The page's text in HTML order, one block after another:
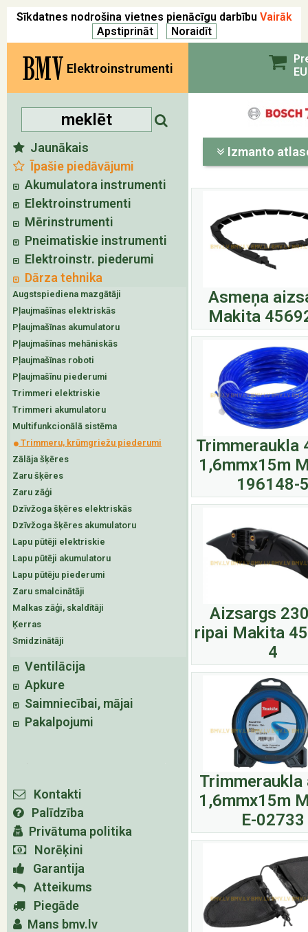
Sīkdatnes nodrošina vietnes pienācīgu darbību Vairāk
BMV Elektroinstrumenti
Jaunākais
Īpašie piedāvājumi
Akumulatora instrumenti
Elektroinstrumenti
Mērinstrumenti
Pneimatiskie instrumenti
Elektroinstr. piederumi
Dārza tehnika
Augstspiediena mazgātāji
Pļaujmašīnas elektriskās
Pļaujmašīnas akumulatoru
Pļaujmašīnas mehāniskās
Pļaujmašīnas roboti
Pļaujmašīnu piederumi
Trimmeri elektriskie
Trimmeri akumulatoru
Multifunkcionālā sistēma
Trimmeru, krūmgriežu piederumi
Zālāja šķēres
Zaru šķēres
Zaru zāģi
Dzīvžoga šķēres elektriskās
Dzīvžoga šķēres akumulatoru
Lapu pūtēji elektriskie
Lapu pūtēji akumulatoru
Lapu pūtēju piederumi
Zaru smalcinātāji
Malkas zāģi, skaldītāji
Ķerras
Smidzinātāji
Ventilācija
Apkure
Saimniecībai, mājai
Pakalpojumi
Kontakti
Palīdzība
Privātuma politika
Norēķini
Garantija
Atteikums
Piegāde
Mans bmv.lv
Izmanto
Asmeņa
Makita
Trimmeraukla
1,6mmx15m
196148-
Aizsargs
ripai Makita
4
Trimmeraukla
1,6mmx15m
E-02733